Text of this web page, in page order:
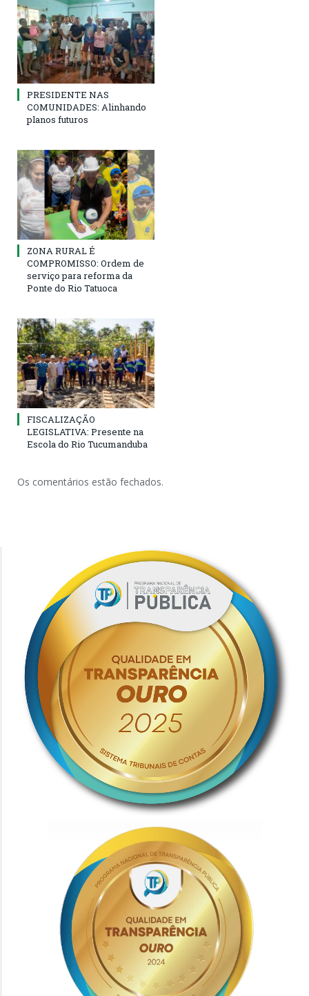
PRESIDENTE NAS
COMUNIDADES: Alinhando
planos futuros
ZONA RURAL É
COMPROMISSO: Ordem de
serviço para reforma da
Ponte do Rio Tatuoca
FISCALIZAÇÃO
LEGISLATIVA: Presente na
Escola do Rio Tucumanduba
Os comentários estão fechados.